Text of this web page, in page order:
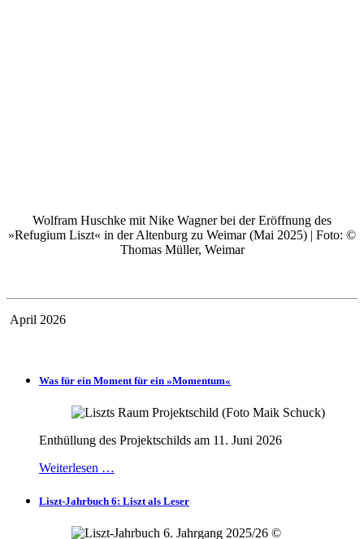
Wolfram Huschke mit Nike Wagner bei der Eröffnung des
»Refugium Liszt« in der Altenburg zu Weimar (Mai 2025) | Foto: ©
Thomas Müller, Weimar
April 2026
Was für ein Moment für ein »Momentum«
Enthüllung des Projektschilds am 11. Juni 2026
Weiterlesen …
Liszt-Jahrbuch 6: Liszt als Leser